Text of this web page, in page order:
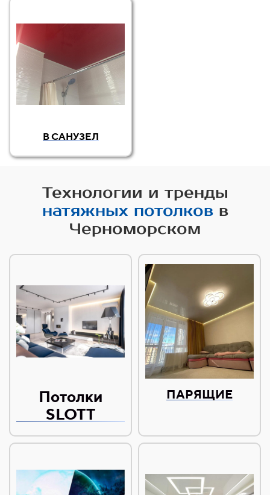
В САНУЗЕЛ
Технологии и тренды
натяжных потолковв
Черноморском
Потолки
SLOTT
ПАРЯЩИЕ